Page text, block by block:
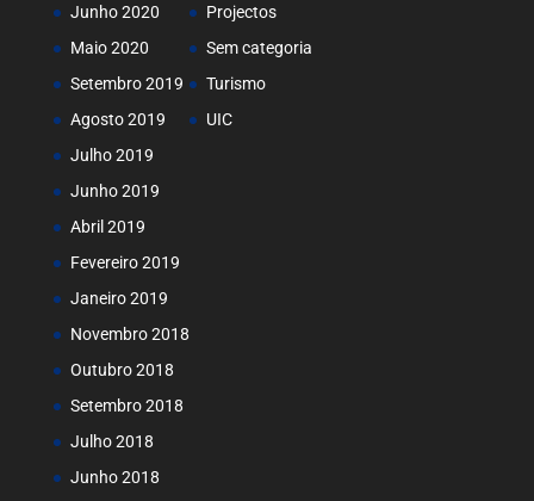
Junho 2020
Maio 2020
Setembro 2019
Agosto 2019
Julho 2019
Junho 2019
Abril 2019
Fevereiro 2019
Janeiro 2019
Novembro 2018
Outubro 2018
Setembro 2018
Julho 2018
Junho 2018
Projectos
Sem categoria
Turismo
UIC